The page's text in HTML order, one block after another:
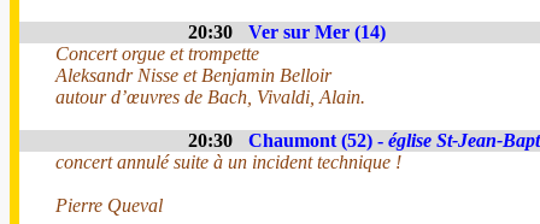
20:30
Ver sur Mer (14)
Concert orgue et trompette
Aleksandr Nisse et Benjamin Belloir
autour d’œuvres de Bach, Vivaldi, Alain.
20:30 Chaumont (52) - église St-Jean-
concert annulé suite à un incident technique !
Pierre Queval